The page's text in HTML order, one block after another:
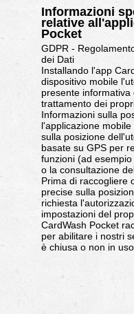
Informazioni
relative
Pocket
GDPR -
dei Dati
Installando l'app
dispositivo mobile
presente
trattamento dei
Informazioni sulla
l'applicazione
sulla posizione
basate su GPS per
funzioni (ad
o la consultazione
Prima di raccogliere
precise sulla
richiesta
impostazioni del
CardWash Pocket
per abilitare i nostri
è chiusa o non in uso.